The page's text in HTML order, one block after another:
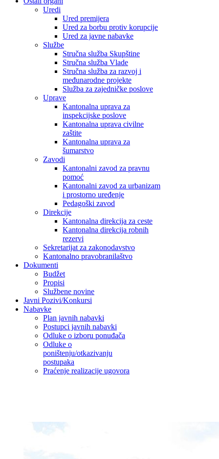
Uredi
Ured premijera
Ured za borbu protiv korupcije
Ured za javne nabavke
Službe
Stručna služba Skupštine
Stručna služba Vlade
Stručna služba za razvoj i
međunarodne projekte
Služba za zajedničke poslove
Uprave
Kantonalna uprava za
inspekcijske poslove
Kantonalna uprava civilne
zaštite
Kantonalna uprava za
šumarstvo
Zavodi
Kantonalni zavod za pravnu
pomoć
Kantonalni zavod za urbanizam
i prostorno uređenje
Pedagoški zavod
Direkcije
Kantonalna direkcija za ceste
Kantonalna direkcija robnih
rezervi
Sekretarijat za zakonodavstvo
Kantonalno pravobranilaštvo
Dokumenti
Budžet
Propisi
Službene novine
Javni Pozivi/Konkursi
Nabavke
Plan javnih nabavki
Postupci javnih nabavki
Odluke o izboru ponuđača
Odluke o
poništenju/otkazivanju
postupaka
Praćenje realizacije ugovora